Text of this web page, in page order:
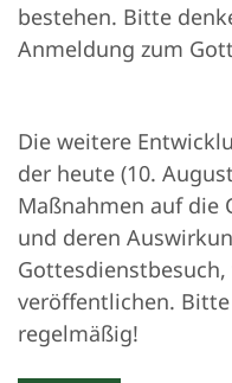
bestehen. Bitte
Anmeldung zum
Die weitere
der heute (10.
Maßnahmen auf die
und deren
veröffentlichen.
regelmäßig!